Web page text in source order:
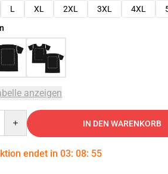
L XL 2XL 3XL 4XL
anzeigen
IN DEN WARENKORB
endet in 03: 08: 54